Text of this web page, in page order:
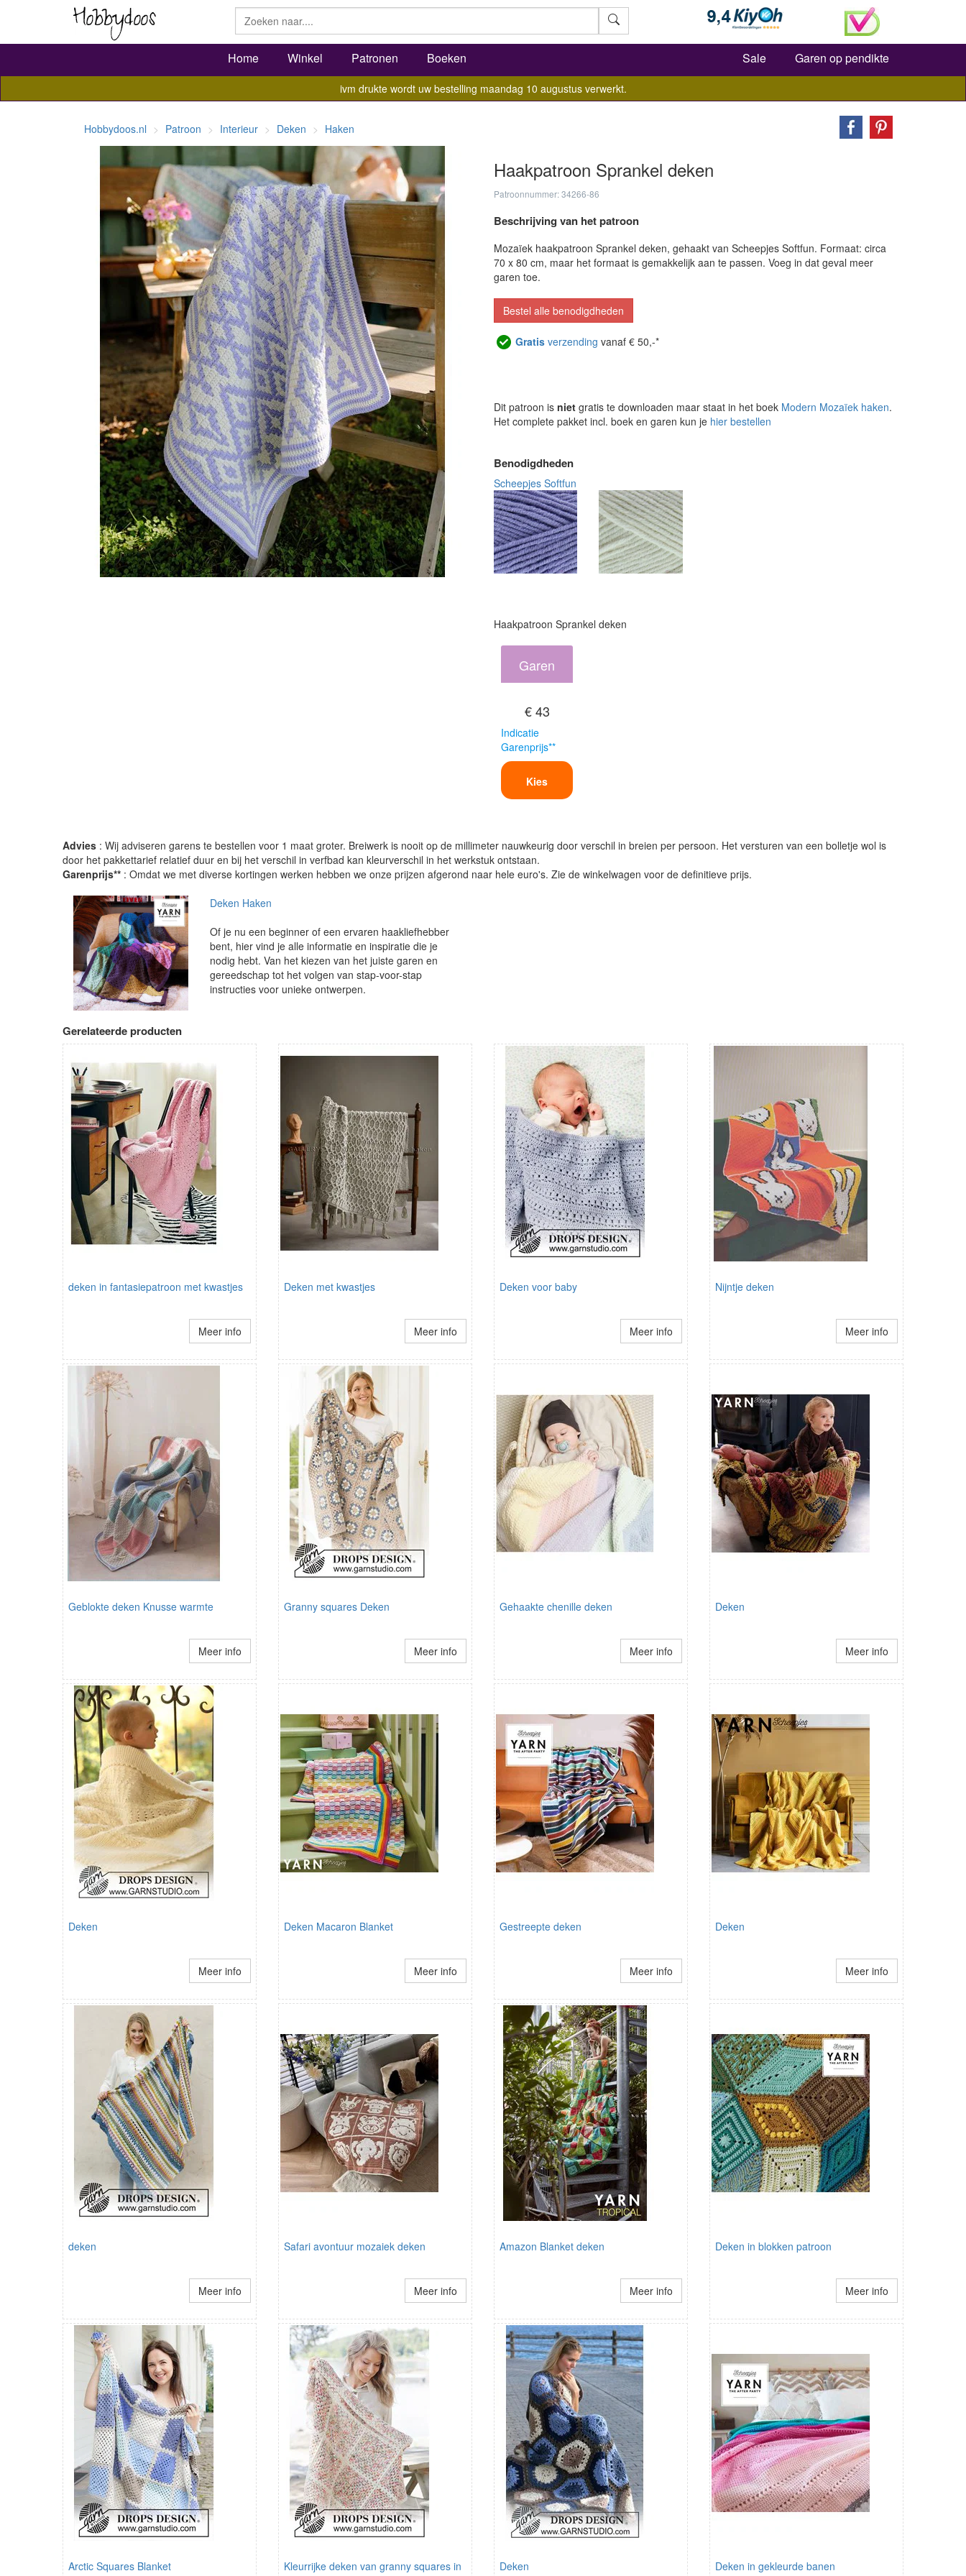
Zoeken
Home Winkel Patronen Boeken Sale Garen op pendikte
ivm drukte wordt uw bestelling maandag 10 augustus verwerkt.
Hobbydoos.nl Patroon Interieur Deken Haken
Haakpatroon Sprankel deken
Patroonnummer: 34266-86
Beschrijving van het patroon
Mozaïek haakpatroon Sprankel deken, gehaakt van Scheepjes Softfun. Formaat: circa
70 x 80 cm, maar het formaat is gemakkelijk aan te passen. Voeg in dat geval meer
garen toe.
Bestel alle benodigdheden
Gratis verzending vanaf € 50,-*
Dit patroon is niet gratis te downloaden maar staat in het boek Modern Mozaïek haken.
Het complete pakket incl. boek en garen kun je hier bestellen
Benodigdheden
Scheepjes Softfun
Haakpatroon Sprankel deken
Garen
€ 43
Indicatie
Garenprijs**
Kies
Advies : Wij adviseren garens te bestellen voor 1 maat groter. Breiwerk is nooit op de millimeter nauwkeurig door verschil in breien per persoon. Het versturen van een bolletje wol is
door het pakkettarief relatief duur en bij het verschil in verfbad kan kleurverschil in het werkstuk ontstaan.
Garenprijs** : Omdat we met diverse kortingen werken hebben we onze prijzen afgerond naar hele euro's. Zie de winkelwagen voor de definitieve prijs.
Deken Haken
Of je nu een beginner of een ervaren haakliefhebber
bent, hier vind je alle informatie en inspiratie die je
nodig hebt. Van het kiezen van het juiste garen en
gereedschap tot het volgen van stap-voor-stap
instructies voor unieke ontwerpen.
Gerelateerde producten
deken in fantasiepatroon met kwastjes
Meer info
Deken met kwastjes
Meer info
Deken voor baby
Meer info
Nijntje deken
Meer info
Geblokte deken Knusse warmte
Meer info
Granny squares Deken
Meer info
Gehaakte chenille deken
Meer info
Deken
Meer info
Deken
Meer info
Deken Macaron Blanket
Meer info
Gestreepte deken
Meer info
Deken
Meer info
deken
Meer info
Safari avontuur mozaiek deken
Meer info
Amazon Blanket deken
Meer info
Deken in blokken patroon
Meer info
Arctic Squares Blanket
Kleurrijke deken van granny squares in
Deken Deken in gekleurde banen